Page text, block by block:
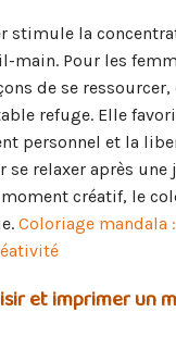
stimule la
Pour les
de se
refuge. Elle
personnel et la
se relaxer après une
créatif, le
Coloriage mandala
et imprimer un